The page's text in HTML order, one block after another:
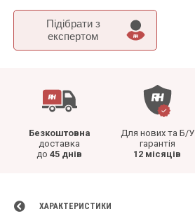
Підібрати з
експертом
Безкоштовна
доставка
до 45 днів
Для нових та Б/У
гарантія
12 місяців
ХАРАКТЕРИСТИКИ